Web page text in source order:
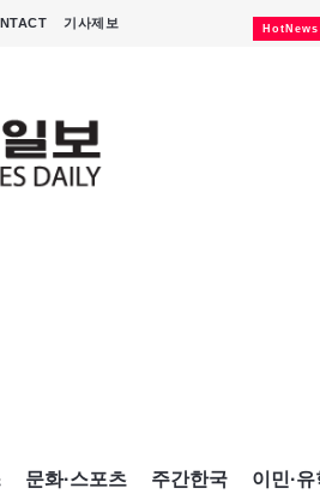
기사제보 HotNews
문화·스포츠 주간한국 이민·유